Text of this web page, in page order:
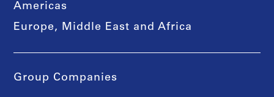
Americas
Europe, Middle East and Africa
Group Companies